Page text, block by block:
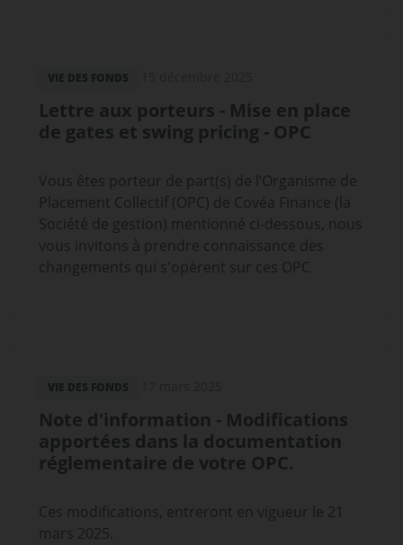
VIE DES FONDS
Lettre aux porteurs - Mise en place
de gates et swing pricing - OPC
Vous êtes porteur de part(s) de l’Organisme de
Placement Collectif (OPC) de Covéa Finance (la
Société de gestion) mentionné ci-dessous, nous
vous invitons à prendre connaissance des
changements qui s'opèrent sur ces OPC
VIE DES FONDS
Note d'information - Modifications
apportées dans la documentation
réglementaire de votre OPC.
Ces modifications, entreront en vigueur le 21
mars 2025.